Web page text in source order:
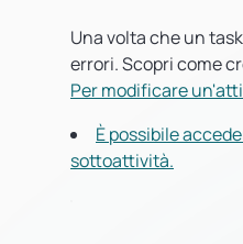
Una volta che un
errori. Scopri come
Per modificare
È possibile
sottoattività.